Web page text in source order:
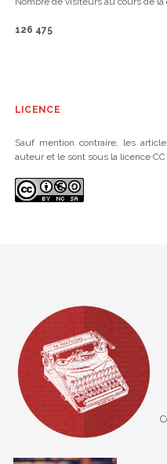
126 475
LICENCE
Sauf mention contraire, les
auteur et le sont sous la licence CC